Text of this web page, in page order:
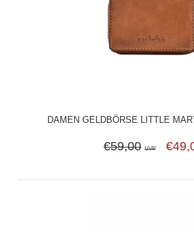
DAMEN GELDBÖRSE LITTLE
€59,00 UVP